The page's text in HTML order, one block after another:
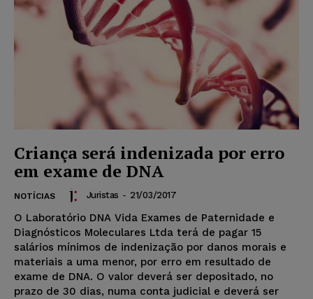
Criança será indenizada por erro
em exame de DNA
NOTÍCIAS Juristas - 21/03/2017
O Laboratório DNA Vida Exames de Paternidade e
Diagnósticos Moleculares Ltda terá de pagar 15
salários mínimos de indenização por danos morais e
materiais a uma menor, por erro em resultado de
exame de DNA. O valor deverá ser depositado, no
prazo de 30 dias, numa conta judicial e deverá ser